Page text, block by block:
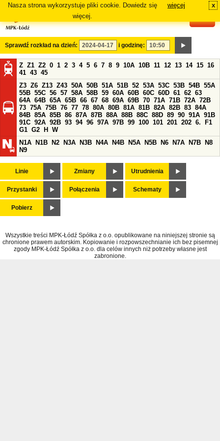
Nasza strona wykorzystuje pliki cookie. Dowiedz się
więcej.
więcej x
Sprawdź rozkład na dzień: i godzinę:
Z Z1 Z2 0 1 2 3 4 5 6 7 8 9 10A 10B 11 12 13 14 15 16
41 43 45
Z3 Z6 Z13 Z43 50A 50B 51A 51B 52 53A 53C 53B 54B 55A
55B 55C 56 57 58A 58B 59 60A 60B 60C 60D 61 62 63
64A 64B 65A 65B 66 67 68 69A 69B 70 71A 71B 72A 72B
73 75A 75B 76 77 78 80A 80B 81A 81B 82A 82B 83 84A
84B 85A 85B 86 87A 87B 88A 88B 88C 88D 89 90 91A 91B
91C 92A 92B 93 94 96 97A 97B 99 100 101 201 202 6.
F1
G1 G2 H
W
N1A
N1B N2 N3A N3B N4A N4B N5A N5B N6 N7A N7B
N8
N9
Linie Zmiany Utrudnienia
Przystanki Połączenia Schematy
Pobierz
Wszystkie treści MPK-Łódź Spółka z o.o. opublikowane na niniejszej stronie są
chronione prawem autorskim. Kopiowanie i rozpowszechnianie ich bez pisemnej
zgody MPK-Łódź Spółka z o.o. dla celów innych niż potrzeby własne jest
zabronione.